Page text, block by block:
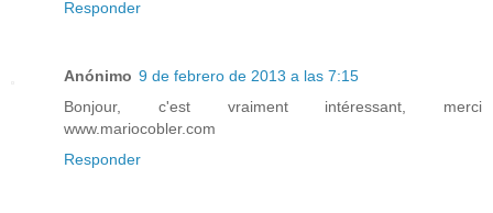
Responder
Anónimo 9 de febrero de 2013 a las 7:15
Bonjour, c'est vraiment intéressant, merci
www.mariocobler.com
Responder